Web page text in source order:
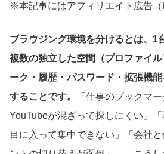
※本記事にはアフィリエイト広告（
ブラウジング環境を分けるとは、1
複数の独立した空間（プロファイ
ーク・履歴・パスワード・拡張機
することです。
「仕事のブックマ
YouTubeが混ざって探しにくい」
目に入って集中できない」「会社